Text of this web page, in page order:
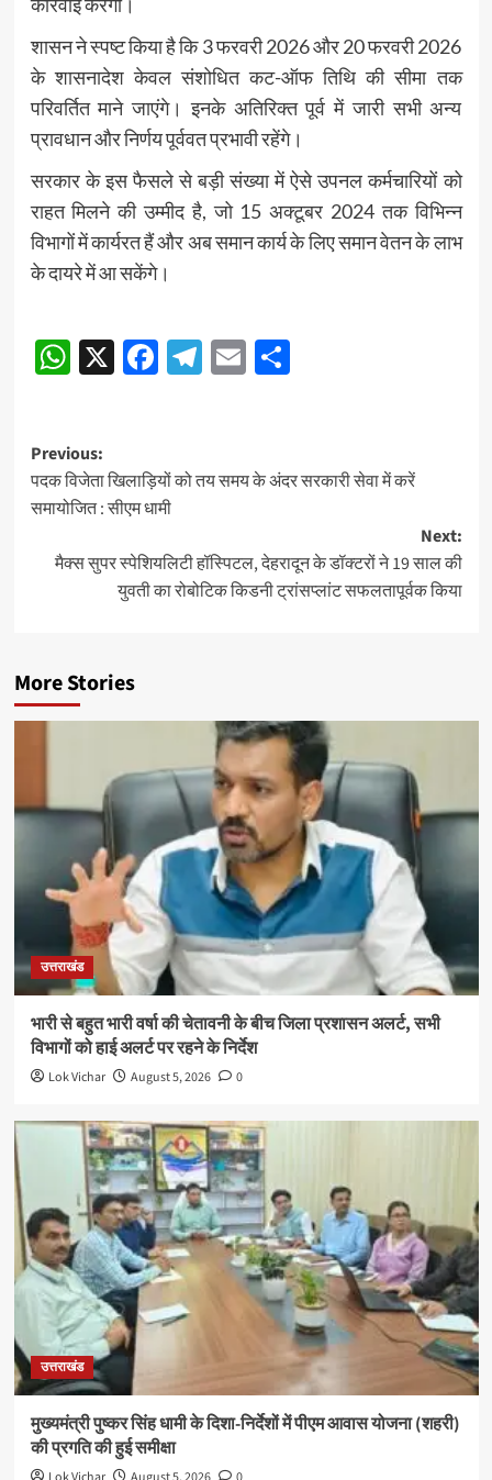
शासन ने स्पष्ट किया है कि 3 फरवरी 2026 और 20 फरवरी 2026
के शासनादेश केवल संशोधित कट-ऑफ तिथि की सीमा तक
परिवर्तित माने जाएंगे। इनके अतिरिक्त पूर्व में जारी सभी अन्य
प्रावधान और निर्णय पूर्ववत प्रभावी रहेंगे।
सरकार के इस फैसले से बड़ी संख्या में ऐसे उपनल कर्मचारियों को
राहत मिलने की उम्मीद है, जो 15 अक्टूबर 2024 तक विभिन्न
विभागों में कार्यरत हैं और अब समान कार्य के लिए समान वेतन के लाभ
के दायरे में आ सकेंगे।
Post
navigation
WhatsApp
X Facebook
Telegram
EmailShare
Post
navigation
Previous:
पदक विजेता खिलाड़ियों को तय समय के अंदर सरकारी सेवा में करें
समायोजित : सीएम धामी
Next:
मैक्स सुपर स्पेशियलिटी हॉस्पिटल, देहरादून के डॉक्टरों ने 19 साल की
युवती का रोबोटिक किडनी ट्रांसप्लांट सफलतापूर्वक किया
More Stories
उत्तराखंड
भारी से बहुत भारी वर्षा की चेतावनी के बीच जिला प्रशासन अलर्ट, सभी
विभागों को हाई अलर्ट पर रहने के निर्देश
Lok Vichar August 5, 2026 0
उत्तराखंड
मुख्यमंत्री पुष्कर सिंह धामी के दिशा-निर्देशों में पीएम आवास योजना (शहरी)
की प्रगति की हुई समीक्षा